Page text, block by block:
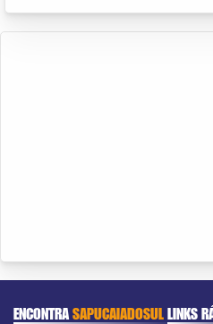
ENCONTRASAPUCAIADOSULLINKS